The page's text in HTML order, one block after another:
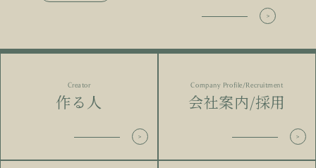
Creator
作る人
Company Profile/Recruitment
会社案内/採用